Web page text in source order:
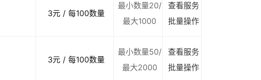
3元 / 每100数量
最小数量20/
最大1000
查看服务
批量操作
3元 / 每100数量
最小数量50/
最大2000
查看服务
批量操作